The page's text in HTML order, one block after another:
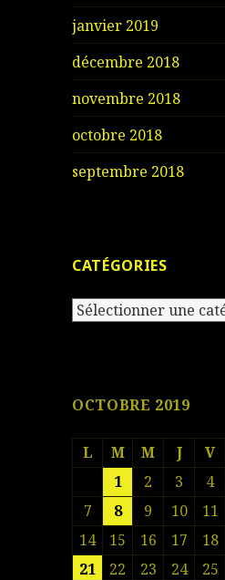
janvier 2019
décembre 2018
novembre 2018
octobre 2018
septembre 2018
CATÉGORIES
Catégories
OCTOBRE 2019
L M M J V
1
2 3 4
7
8 9 10 11
14
15 16 17 18
21
22 23 24 25